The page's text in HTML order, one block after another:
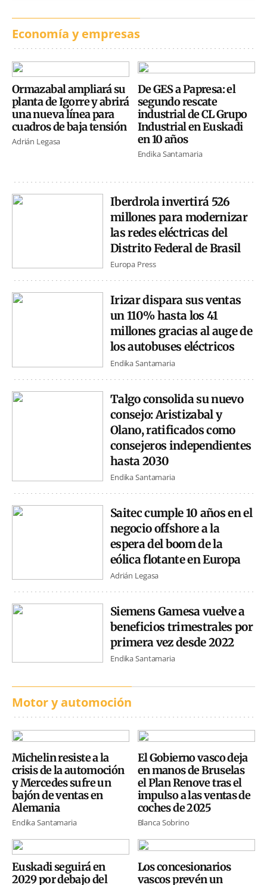
Economía y empresas
Ormazabal ampliará su
planta de Igorre y abrirá
una nueva línea para
cuadros de baja tensión
Adrián Legasa
De GES a Papresa: el
segundo rescate
industrial de CL Grupo
Industrial en Euskadi
en 10 años
Endika Santamaria
Iberdrola invertirá 526
millones para modernizar
las redes eléctricas del
Distrito Federal de Brasil
Europa Press
Irizar dispara sus ventas
un 110% hasta los 41
millones gracias al auge de
los autobuses eléctricos
Endika Santamaria
Talgo consolida su nuevo
consejo: Aristizabal y
Olano, ratificados como
consejeros independientes
hasta 2030
Endika Santamaria
Saitec cumple 10 años en el
negocio offshore a la
espera del boom de la
eólica flotante en Europa
Adrián Legasa
Siemens Gamesa vuelve a
beneficios trimestrales por
primera vez desde 2022
Endika Santamaria
Motor y automoción
Michelin resiste a la
crisis de la automoción
y Mercedes sufre un
bajón de ventas en
Alemania
Endika Santamaria
El Gobierno vasco deja
en manos de Bruselas
el Plan Renove tras el
impulso a las ventas de
coches de 2025
Blanca Sobrino
Euskadi seguirá en
2029 por debajo del
Los concesionarios
vascos prevén un